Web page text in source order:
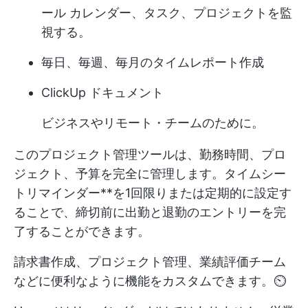
ール カレンダー、タスク、プロジェクトを監
視する。
毎日、毎週、毎月のタイムレポート作成
ClickUp ドキュメント
ビジネスやリモート・チームのために。
このプロジェクト管理ツールは、勤務時間、プロ
ジェクト、予算を完全に管理します。タイムシー
トリマインダー**を1回限りまたは定期的に設定す
ることで、締切前に出勤と退勤のエントリーを完
了することができます。
請求書作成、プロジェクト管理、業績評価チーム
などに便利なように機能をカスタムできます。⏲️